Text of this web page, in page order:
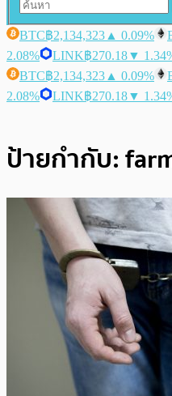
BTC฿2,134,323 ▲ 0.09%
2.08%
LINK฿270.18▼
BTC฿2,134,323 ▲ 0.09%
2.08%
LINK฿270.18▼
ป้ายกำกับ: